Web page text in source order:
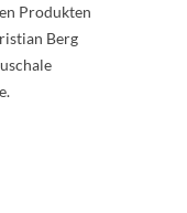
Produkten
Berg